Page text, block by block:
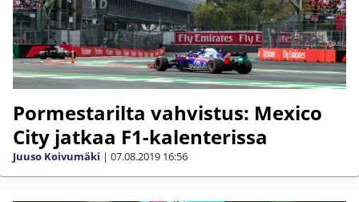
Pormestarilta vahvistus: Mexico
City jatkaa F1-kalenterissa
Juuso Koivumäki | 07.08.2019 16:56